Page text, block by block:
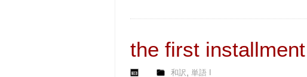
the first
和訳, 単語 I